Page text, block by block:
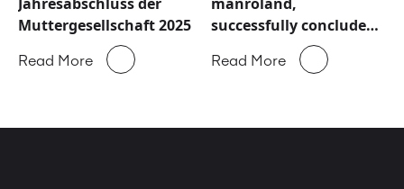
Jahresabschluss der
Muttergesellschaft 2025
Read More
manroland,
successfully concluded
his visit to China
Read More